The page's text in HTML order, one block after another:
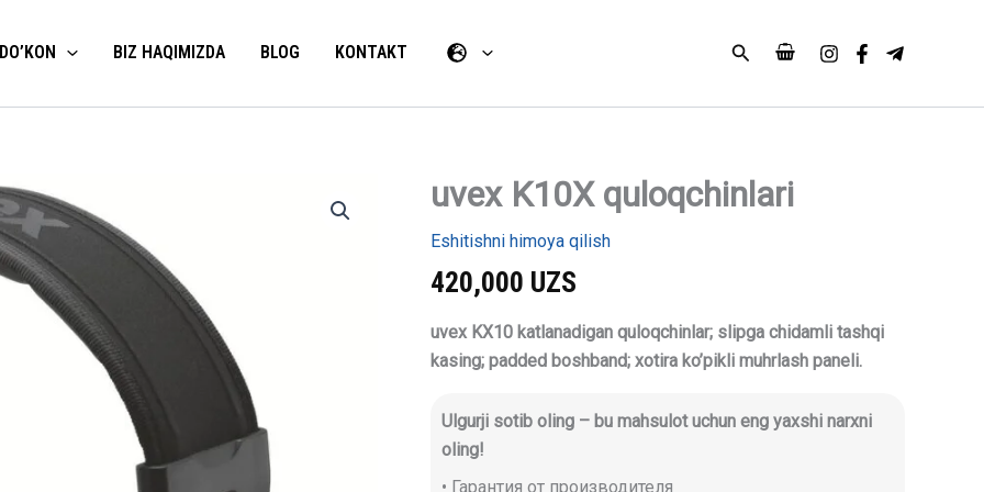
DO’KON BIZ HAQIMIZDA BLOG KONTAKT Search
uvex K10X quloqchinlari
Eshitishni himoya qilish
420,000 UZS
uvex KX10 katlanadigan quloqchinlar; slipga chidamli tashqi
kasing; padded boshband; xotira ko’pikli muhrlash paneli.
Ulgurji sotib oling – bu mahsulot uchun eng yaxshi narxni
oling!
• Гарантия от производителя
uvex
K10X
miqdori